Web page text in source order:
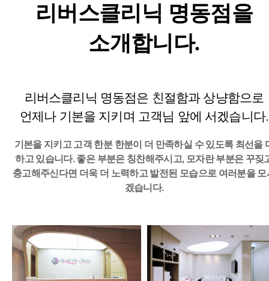
리버스클리닉 명동점을
소개합니다.
리버스클리닉 명동점은 친절함과 상냥함으로
언제나 기본을 지키며 고객님 앞에 서겠습니다.
기본을 지키고 고객 한분 한분이 더 만족하실 수 있도록 최선을
하고 있습니다.좋은 부분은 칭찬해주시고, 모자란 부분은 꾸짖
충고해주신다면 더욱 더 노력하고 발전된 모습으로 여러분을 모
겠습니다.